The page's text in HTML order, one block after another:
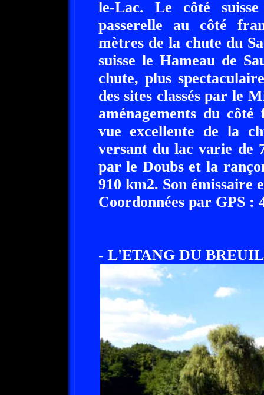
le-Lac. Le côté
passerelle au côté
mètres de la chute du
suisse le Hameau de
chute, plus
des sites classés par le
aménagements du
vue excellente de la
versant du lac varie de
par le Doubs et la
910 km2. Son émissaire
Coordonnées par GPS :
- L'ETANG DU